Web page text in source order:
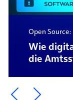
Open Source:
Wie
die
Ein Element
Ein